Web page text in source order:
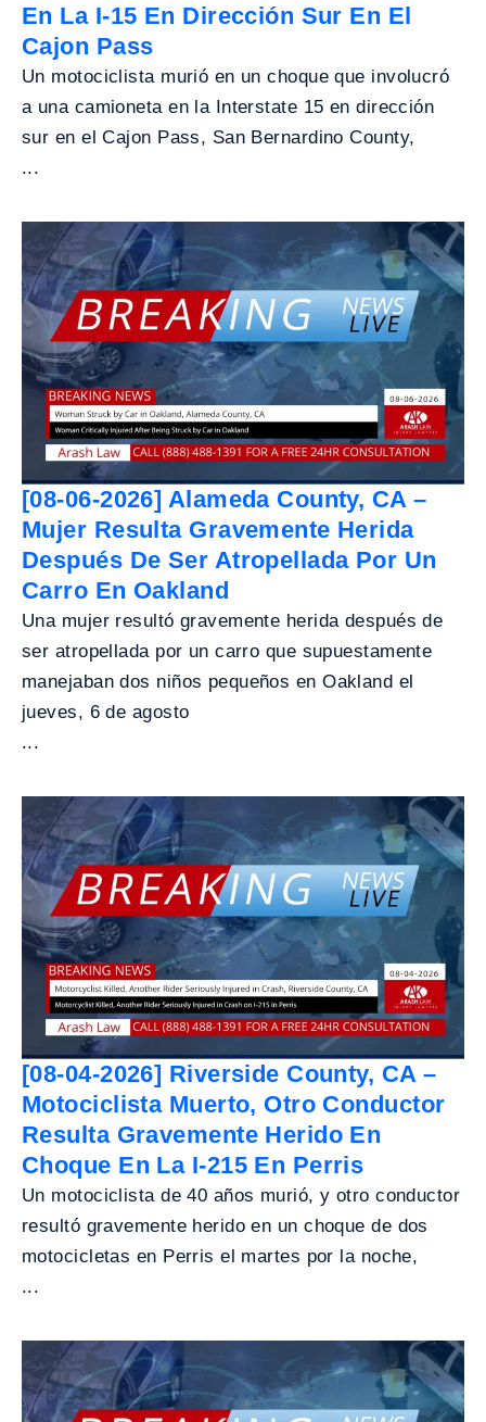
En La I-15 En Dirección Sur En El
Cajon Pass
Un motociclista murió en un choque que involucró
a una camioneta en la Interstate 15 en dirección
sur en el Cajon Pass, San Bernardino County,
...
[08-06-2026] Alameda County, CA –
Mujer Resulta Gravemente Herida
Después De Ser Atropellada Por Un
Carro En Oakland
Una mujer resultó gravemente herida después de
ser atropellada por un carro que supuestamente
manejaban dos niños pequeños en Oakland el
jueves, 6 de agosto
...
[08-04-2026] Riverside County, CA –
Motociclista Muerto, Otro Conductor
Resulta Gravemente Herido En
Choque En La I-215 En Perris
Un motociclista de 40 años murió, y otro conductor
resultó gravemente herido en un choque de dos
motocicletas en Perris el martes por la noche,
...